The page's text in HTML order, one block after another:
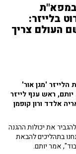
במפא"ת
בלייזר:
העולם צריך
'מגן אור'
ראש ענף לייזר
אלדד ורון קופמן
את יכולות ההגנה
בתהליכים להבאת
אמר יותם.